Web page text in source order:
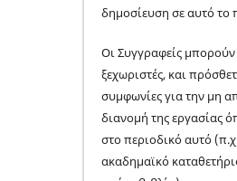
δημοσίευση σε αυτό το
Οι Συγγραφείς
ξεχωριστές, και
συμφωνίες για την μη
διανομή της εργασίας
στο περιοδικό αυτό
ακαδημαϊκό